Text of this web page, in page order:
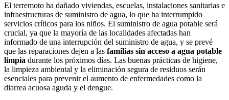
El terremoto ha dañado viviendas, escuelas, instalaciones sanitarias e
infraestructuras de suministro de agua, lo que ha interrumpido
servicios críticos para los niños. El suministro de agua potable será
crucial, ya que la mayoría de las localidades afectadas han
informado de una interrupción del suministro de agua, y se prevé
que las reparaciones dejen a las familias sin acceso a agua potable
limpia durante los próximos días. Las buenas prácticas de higiene,
la limpieza ambiental y la eliminación segura de residuos serán
esenciales para prevenir el aumento de enfermedades como la
diarrea acuosa aguda y el dengue.